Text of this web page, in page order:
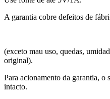
A garantia cobre defeitos de
(exceto mau uso, quedas,
original).
Para acionamento da garantia, o
intacto.